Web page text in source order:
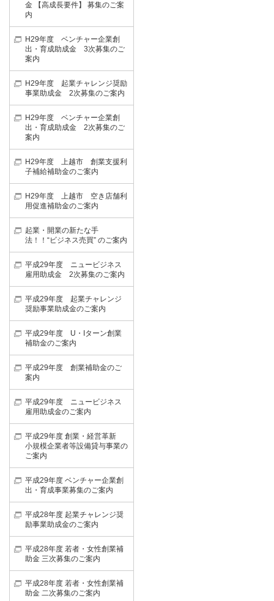
金 【高成長要件】 募集のご案
内
H29年度 ベンチャー企業創
出・育成助成金 3次募集のご
案内
H29年度 起業チャレンジ奨励
事業助成金 2次募集のご案内
H29年度 ベンチャー企業創
出・育成助成金 2次募集のご
案内
H29年度 上越市 創業支援利
子補給補助金のご案内
H29年度 上越市 空き店舗利
用促進補助金のご案内
起業・開業の新たな手
法！！“ビジネス売買” のご案内
平成29年度 ニュービジネス
雇用助成金 2次募集のご案内
平成29年度 起業チャレンジ
奨励事業助成金のご案内
平成29年度 U・Iターン創業
補助金のご案内
平成29年度 創業補助金のご
案内
平成29年度 ニュービジネス
雇用助成金のご案内
平成29年度 創業・経営革新
小規模企業者等設備貸与事業の
ご案内
平成29年度 ベンチャー企業創
出・育成事業募集のご案内
平成28年度 起業チャレンジ奨
励事業助成金のご案内
平成28年度 若者・女性創業補
助金 三次募集のご案内
平成28年度 若者・女性創業補
助金 二次募集のご案内